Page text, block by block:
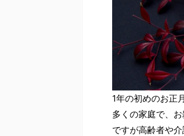
1年の初めのお正月
多くの家庭で、
ですが高齢者や